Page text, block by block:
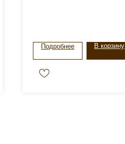
Подробнее В корзину